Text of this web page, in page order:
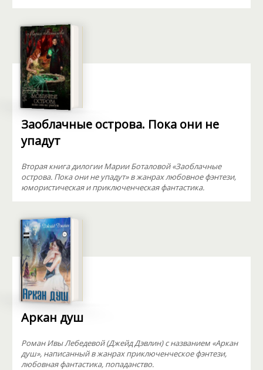
Заоблачные острова. Пока они не
упадут
Вторая книга дилогии Марии Боталовой «Заоблачные
острова. Пока они не упадут» в жанрах любовное фэнтези,
юмористическая и приключенческая фантастика.
Аркан душ
Роман Ивы Лебедевой (Джейд Дэвлин) с названием «Аркан
душ», написанный в жанрах приключенческое фэнтези,
любовная фантастика, попаданство.